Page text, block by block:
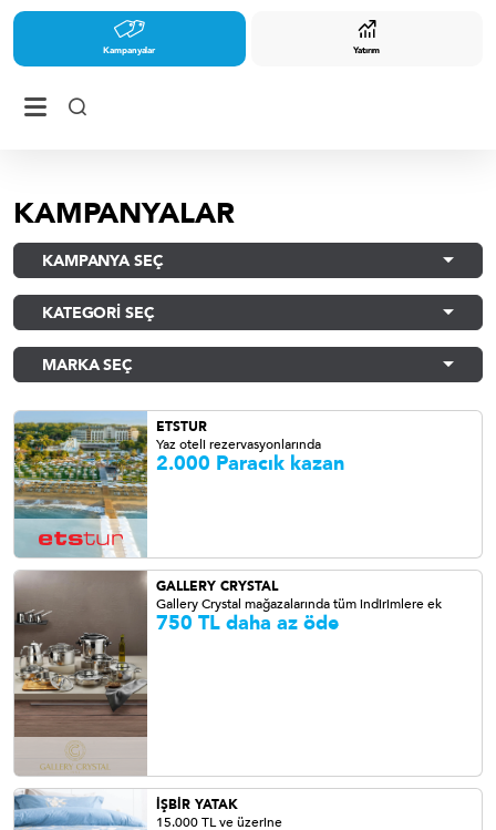
Kampanyalar Yatırım
KAMPANYALAR
KAMPANYA SEÇ
KATEGORİ SEÇ
MARKA SEÇ
ETSTUR
Yaz oteli rezervasyonlarında
2.000 Paracık kazan
GALLERY CRYSTAL
Gallery Crystal mağazalarında tüm indirimlere ek
750 TL daha az öde
İŞBİR YATAK
15.000 TL ve üzerine